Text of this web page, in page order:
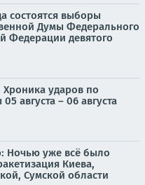
состоятся выборы
Думы Федерального
Федерации девятого
ударов по
августа – 06 августа
Ночью уже всё было
Киева,
Сумской области